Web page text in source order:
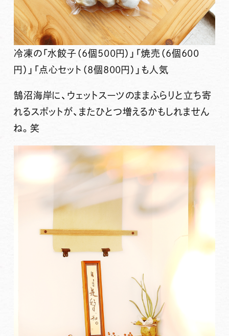
冷凍の「水餃子（6個500円）」「焼売（6個600
円）」「点心セット（8個800円）」も人気
鵠沼海岸に、ウェットスーツのままふらりと立ち寄
れるスポットが、またひとつ増えるかもしれません
ね。笑